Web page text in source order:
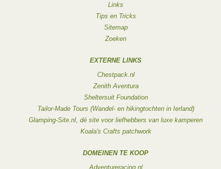
Links
Tips en Tricks
Sitemap
Zoeken
EXTERNE LINKS
Chestpack.nl
Zenith Aventura
Sheltersuit Foundation
Tailor-Made Tours (Wandel- en hikingtochten in Ierland)
Glamping-Site.nl, dé site voor liefhebbers van luxe kamperen
Koala's Crafts patchwork
DOMEINEN TE KOOP
Adventureracing.nl